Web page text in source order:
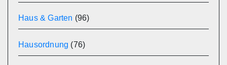
Haus & Garten (96)
Hausordnung (76)